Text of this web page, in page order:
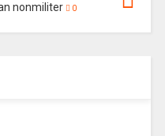
nonmiliter
0